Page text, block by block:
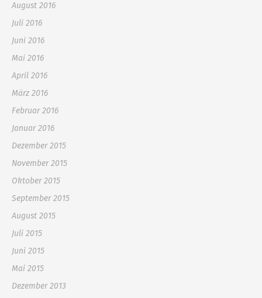
August 2016
Juli 2016
Juni 2016
Mai 2016
April 2016
März 2016
Februar 2016
Januar 2016
Dezember 2015
November 2015
Oktober 2015
September 2015
August 2015
Juli 2015
Juni 2015
Mai 2015
Dezember 2013